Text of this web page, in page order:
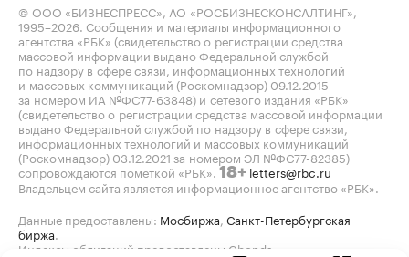
© ООО «БИЗНЕСПРЕСС», АО «РОСБИЗНЕСКОНСАЛТИНГ»,
1995–2026 . Сообщения и материалы информационного
агентства «РБК» (свидетельство о регистрации средства
массовой информации выдано Федеральной службой
по надзору в сфере связи, информационных технологий
и массовых коммуникаций (Роскомнадзор) 09.12.2015
за номером ИА №ФС77-63848) и сетевого издания «РБК»
(свидетельство о регистрации средства массовой информации
выдано Федеральной службой по надзору в сфере связи,
информационных технологий и массовых коммуникаций
(Роскомнадзор) 03.12.2021 за номером ЭЛ №ФС77-82385)
сопровождаются пометкой «РБК». 18+ letters@rbc.ru
Владельцем сайта является информационное агентство «РБК».
Данные предоставлены: Мосбиржа Санкт-Петербургская
биржа
Индексы облигаций предоставлены Cbonds.